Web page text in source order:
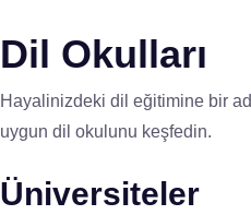
Dil Okulları
Hayalinizdeki dil eğitimine bir
uygun dil okulunu keşfedin.
Üniversiteler